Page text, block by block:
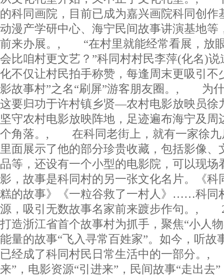
的科同画院，目前已成为嘉兴画院科同创作
动漫产学研中心、海宁民间故事讲演基地等
前来办展。, “在村里就能经常看展，放
会比咱村更文艺？”科同村村民李萍(化名
化不仅让村民拍手称赞，每逢周末更吸引不
影故事村”之名“刷屏”游客朋友圈。, 为什
这要归功于许村镇乡贤—农村电影放映员徐
坚守农村电影放映阵地，足迹遍布海宁及周
个角落。, 在科同老街上，就有一家徐九
里面展示了他的部分珍贵收藏，包括影像、
品等，还设有一个小型的电影院，可以
影，故事是科同村的另一张文化名片。《科
糕的故事》《一粒谷救了一村人》……科同
源，吸引无数故事名家前来踱步作句。,
打造浙江省首个故事村为抓手，聚焦“小人
能量的故事“飞入寻常百姓家”。如今，听故
已经成了科同村民日常生活中的一部分
来”，电影资源“引进来”，民间故事“走出去